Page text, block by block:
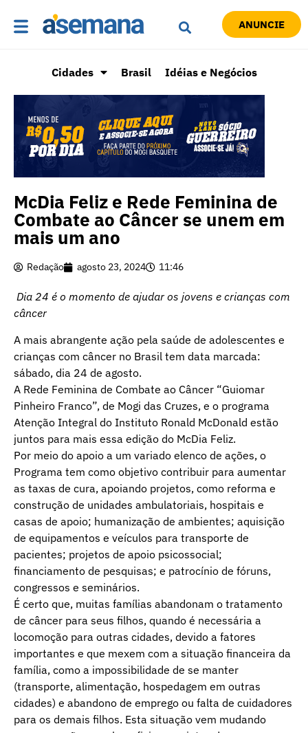
ANUNCIE
Cidades Brasil Idéias e Negócios
McDia Feliz e Rede Feminina de
Combate ao Câncer se unem em
mais um ano
Redação agosto 23, 2024 11:46
Dia 24 é o momento de ajudar os jovens e crianças com
câncer
A mais abrangente ação pela saúde de adolescentes e
crianças com câncer no Brasil tem data marcada:
sábado, dia 24 de agosto.
A Rede Feminina de Combate ao Câncer “Guiomar
Pinheiro Franco”, de Mogi das Cruzes, e o programa
Atenção Integral do Instituto Ronald McDonald estão
juntos para mais essa edição do McDia Feliz.
Por meio do apoio a um variado elenco de ações, o
Programa tem como objetivo contribuir para aumentar
as taxas de cura, apoiando projetos, como reforma e
construção de unidades ambulatoriais, hospitais e
casas de apoio; humanização de ambientes; aquisição
de equipamentos e veículos para transporte de
pacientes; projetos de apoio psicossocial;
financiamento de pesquisas; e patrocínio de fóruns,
congressos e seminários.
É certo que, muitas famílias abandonam o tratamento
de câncer para seus filhos, quando é necessária a
locomoção para outras cidades, devido a fatores
importantes e que mexem com a situação financeira da
família, como a impossibilidade de se manter
(transporte, alimentação, hospedagem em outras
cidades) e abandono de emprego ou falta de cuidadores
para os demais filhos. Esta situação vem mudando